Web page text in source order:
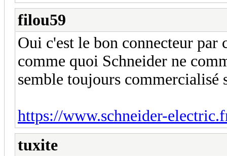
filou59
Oui c'est le bon connecteur par
comme quoi Schneider ne
semble toujours commercialisé
https://www.schneider-
tuxite